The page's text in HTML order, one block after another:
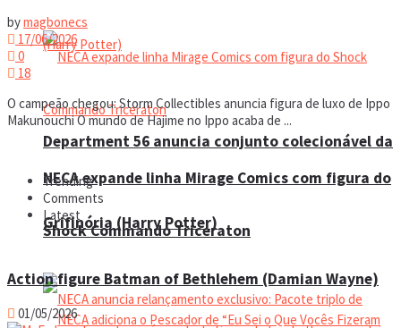
Department 56 anuncia conjunto colecionável da
Grifinória (Harry Potter)
NECA expande linha Mirage Comics com figura do
Shock Commando Triceraton
bymagbonecs
17/06/2026
0
18
O campeão chegou: Storm Collectibles anuncia figura de luxo de Ippo
Makunouchi O mundo de Hajime no Ippo acaba de ...
Trending
Comments
Latest
Action figure Batman of Bethlehem (Damian Wayne)
01/05/2026